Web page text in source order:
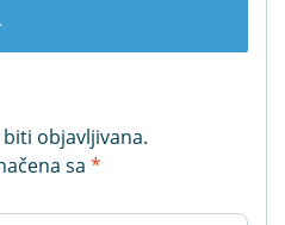
objavljivana.
sa *